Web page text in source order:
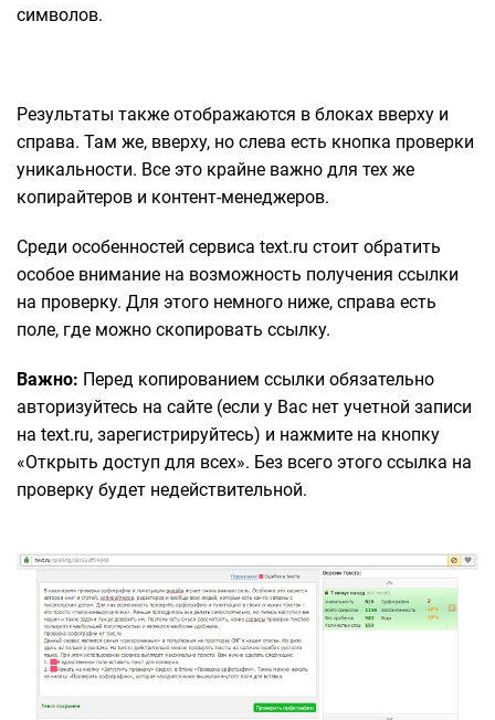
символов.
Результаты также отображаются в блоках вверху и
справа. Там же, вверху, но слева есть кнопка проверки
уникальности. Все это крайне важно для тех же
копирайтеров и контент-менеджеров.
Среди особенностей сервиса text.ru стоит обратить
особое внимание на возможность получения ссылки
на проверку. Для этого немного ниже, справа есть
поле, где можно скопировать ссылку.
Важно: Перед копированием ссылки обязательно
авторизуйтесь на сайте (если у Вас нет учетной записи
на text.ru, зарегистрируйтесь) и нажмите на кнопку
«Открыть доступ для всех». Без всего этого ссылка на
проверку будет недействительной.